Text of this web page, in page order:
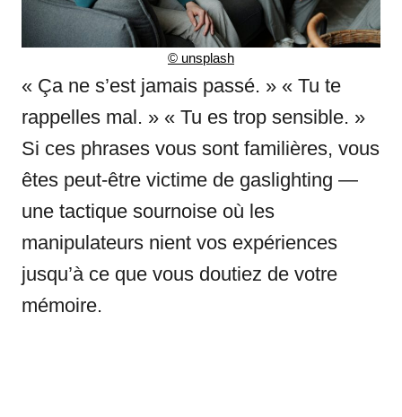
© unsplash
« Ça ne s’est jamais passé. » « Tu te
rappelles mal. » « Tu es trop sensible. »
Si ces phrases vous sont familières, vous
êtes peut-être victime de gaslighting —
une tactique sournoise où les
manipulateurs nient vos expériences
jusqu’à ce que vous doutiez de votre
mémoire.